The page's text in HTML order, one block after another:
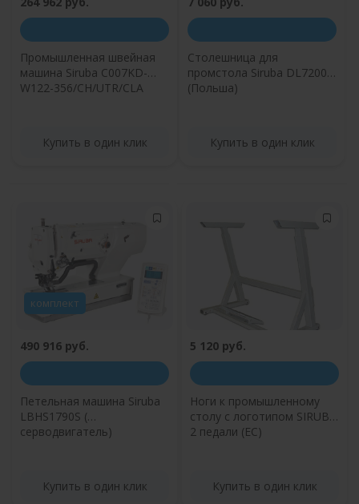
Промышленная швейная
машина Siruba C007KD-
W122-356/CH/UTR/CLA
Купить в один клик
Столешница для
промстола Siruba DL7200
(Польша)
Купить в один клик
комплект
490 916 руб.
Петельная машина Siruba
LBHS1790S (
серводвигатель)
Купить в один клик
5 120 руб.
Ноги к промышленному
столу с логотипом SIRUBA
2 педали (ЕС)
Купить в один клик